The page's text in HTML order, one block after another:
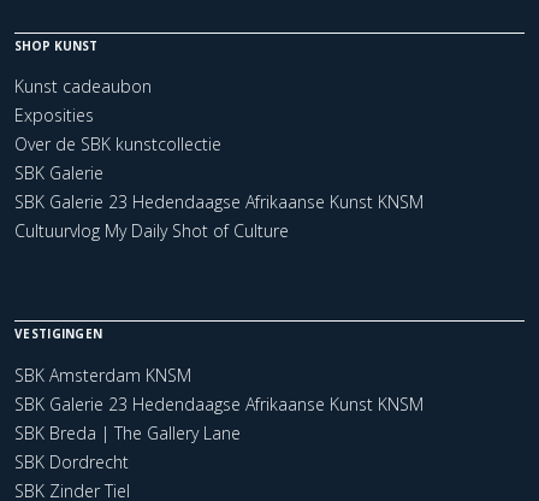
SHOP KUNST
Kunst cadeaubon
Exposities
Over de SBK kunstcollectie
SBK Galerie
SBK Galerie 23 Hedendaagse Afrikaanse Kunst KNSM
Cultuurvlog My Daily Shot of Culture
VESTIGINGEN
SBK Amsterdam KNSM
SBK Galerie 23 Hedendaagse Afrikaanse Kunst KNSM
SBK Breda | The Gallery Lane
SBK Dordrecht
SBK Zinder Tiel